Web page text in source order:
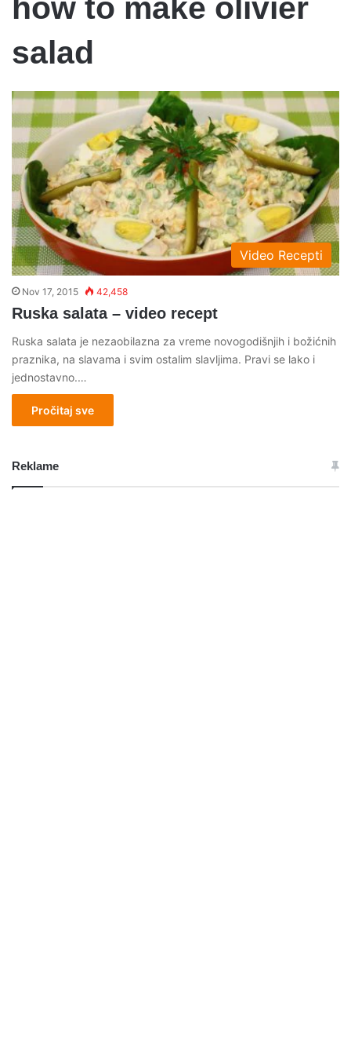
how to make olivier
salad
Video Recepti
Nov 17, 2015 42,458
Ruska salata – video recept
Ruska salata je nezaobilazna za vreme novogodišnjih i božićnih
praznika, na slavama i svim ostalim slavljima. Pravi se lako i
jednostavno.…
Pročitaj sve
Reklame